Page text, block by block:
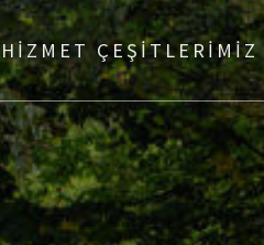
HIZMET ÇEŞITLERIMIZ